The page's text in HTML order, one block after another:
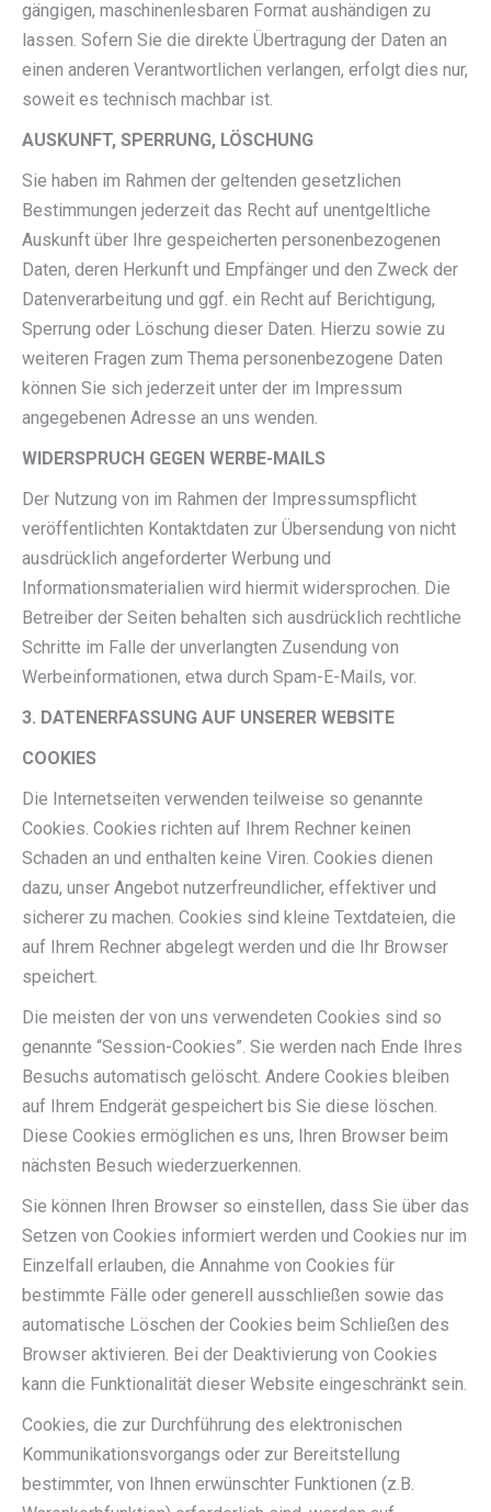
gängigen, maschinenlesbaren Format aushändigen zu
lassen. Sofern Sie die direkte Übertragung der Daten an
einen anderen Verantwortlichen verlangen, erfolgt dies nur,
soweit es technisch machbar ist.
AUSKUNFT, SPERRUNG, LÖSCHUNG
Sie haben im Rahmen der geltenden gesetzlichen
Bestimmungen jederzeit das Recht auf unentgeltliche
Auskunft über Ihre gespeicherten personenbezogenen
Daten, deren Herkunft und Empfänger und den Zweck der
Datenverarbeitung und ggf. ein Recht auf Berichtigung,
Sperrung oder Löschung dieser Daten. Hierzu sowie zu
weiteren Fragen zum Thema personenbezogene Daten
können Sie sich jederzeit unter der im Impressum
angegebenen Adresse an uns wenden.
WIDERSPRUCH GEGEN WERBE-MAILS
Der Nutzung von im Rahmen der Impressumspflicht
veröffentlichten Kontaktdaten zur Übersendung von nicht
ausdrücklich angeforderter Werbung und
Informationsmaterialien wird hiermit widersprochen. Die
Betreiber der Seiten behalten sich ausdrücklich rechtliche
Schritte im Falle der unverlangten Zusendung von
Werbeinformationen, etwa durch Spam-E-Mails, vor.
3. DATENERFASSUNG AUF UNSERER WEBSITE
COOKIES
Die Internetseiten verwenden teilweise so genannte
Cookies. Cookies richten auf Ihrem Rechner keinen
Schaden an und enthalten keine Viren. Cookies dienen
dazu, unser Angebot nutzerfreundlicher, effektiver und
sicherer zu machen. Cookies sind kleine Textdateien, die
auf Ihrem Rechner abgelegt werden und die Ihr Browser
speichert.
Die meisten der von uns verwendeten Cookies sind so
genannte “Session-Cookies”. Sie werden nach Ende Ihres
Besuchs automatisch gelöscht. Andere Cookies bleiben
auf Ihrem Endgerät gespeichert bis Sie diese löschen.
Diese Cookies ermöglichen es uns, Ihren Browser beim
nächsten Besuch wiederzuerkennen.
Sie können Ihren Browser so einstellen, dass Sie über das
Setzen von Cookies informiert werden und Cookies nur im
Einzelfall erlauben, die Annahme von Cookies für
bestimmte Fälle oder generell ausschließen sowie das
automatische Löschen der Cookies beim Schließen des
Browser aktivieren. Bei der Deaktivierung von Cookies
kann die Funktionalität dieser Website eingeschränkt sein.
Cookies, die zur Durchführung des elektronischen
Kommunikationsvorgangs oder zur Bereitstellung
bestimmter, von Ihnen erwünschter Funktionen (z.B.